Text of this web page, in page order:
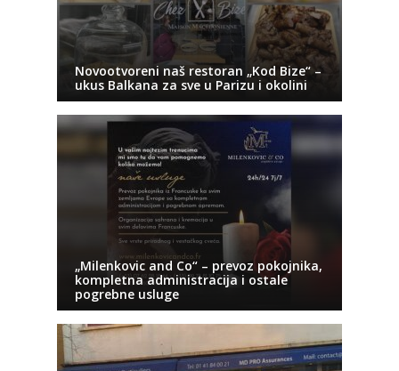
Novootvoreni naš restoran „Kod Bize“ –
ukus Balkana za sve u Parizu i okolini
„Milenkovic and Co“ – prevoz pokojnika,
kompletna administracija i ostale
pogrebne usluge